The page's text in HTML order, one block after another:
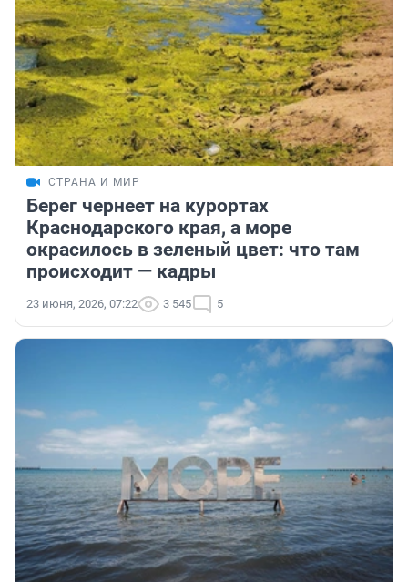
СТРАНА И МИР
Берег чернеет на курортах
Краснодарского края, а море
окрасилось в зеленый цвет: что там
происходит — кадры
23 июня, 2026, 07:22 3 545 5